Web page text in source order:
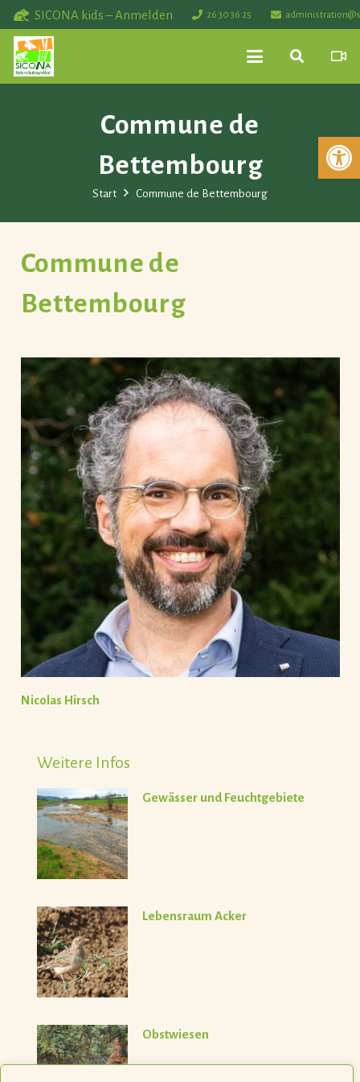
SICONA kids – Anmelden 26 30 36 25
Commune de
Bettembourg
Start Commune de Bettembourg
Commune de
Bettembourg
Nicolas Hirsch
Weitere Infos
Gewässer und Feuchtgebiete
Lebensraum Acker
Obstwiesen